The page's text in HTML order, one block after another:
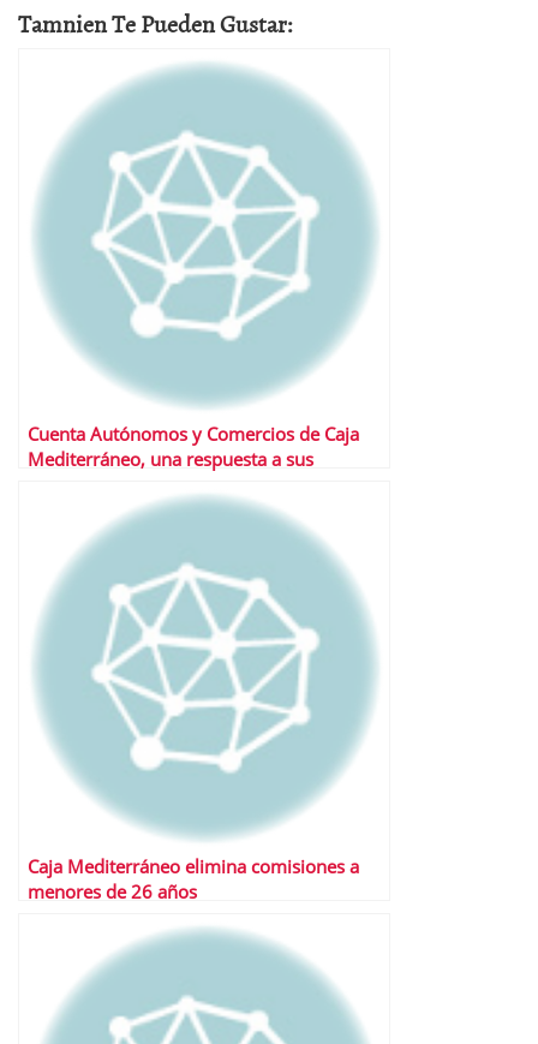
Tamnien Te Pueden Gustar:
Cuenta Autónomos y Comercios de Caja
Mediterráneo, una respuesta a sus
Caja Mediterráneo elimina comisiones a
menores de 26 años